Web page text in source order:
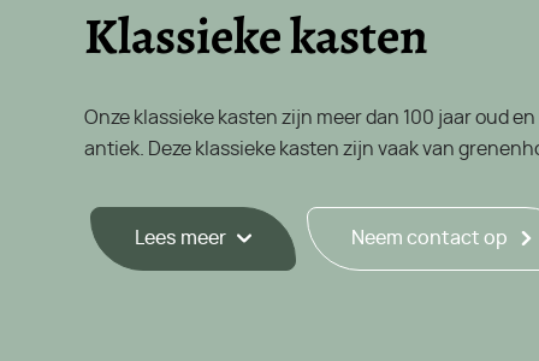
Klassieke kasten
Onze klassieke kasten zijn meer dan 100 jaar oud
antiek. Deze klassieke kasten zijn vaak van
Lees meer Neem contact op